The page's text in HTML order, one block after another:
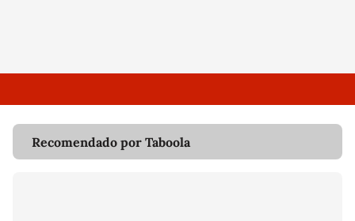
Recomendado por Taboola